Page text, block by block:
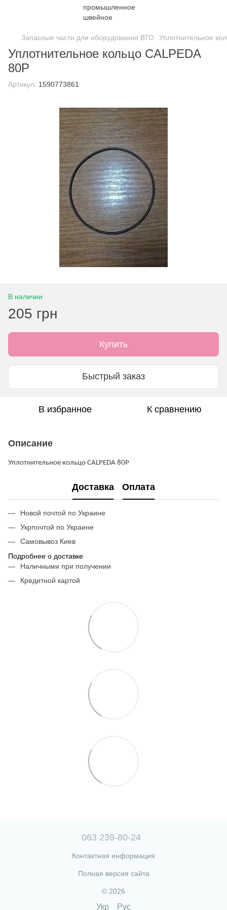
Запасные части для оборудования ВТО Уплотнительное
Уплотнительное кольцо CALPEDA
80P
Артикул: 1590773861
В наличии
205 грн
Купить
Быстрый заказ
В избранное К сравнению
Описание
Уплотнительное кольцо CALPEDA 80P
Доставка Оплата
Новой почтой по Украине
Укрпочтой по Украине
Самовывоз Киев
Подробнее о доставке
Наличными при получении
Кредитной картой
063 239-80-24
Контактная информация
Полная версия сайта
© 2026
Укр Рус